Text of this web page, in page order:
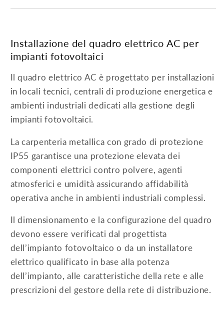
Installazione del quadro elettrico AC per
impianti fotovoltaici
Il quadro elettrico AC è progettato per installazioni
in locali tecnici, centrali di produzione energetica e
ambienti industriali dedicati alla gestione degli
impianti fotovoltaici.
La carpenteria metallica con grado di protezione
IP55 garantisce una protezione elevata dei
componenti elettrici contro polvere, agenti
atmosferici e umidità assicurando affidabilità
operativa anche in ambienti industriali complessi.
Il dimensionamento e la configurazione del quadro
devono essere verificati dal progettista
dell’impianto fotovoltaico o da un installatore
elettrico qualificato in base alla potenza
dell’impianto, alle caratteristiche della rete e alle
prescrizioni del gestore della rete di distribuzione.